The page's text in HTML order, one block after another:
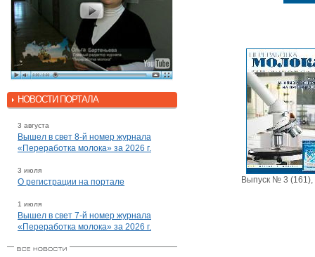
НОВОСТИ ПОРТАЛА
3 августа
Вышел в свет 8-й номер журнала
«Переработка молока» за 2026 г.
3 июля
О регистрации на портале
1 июля
Вышел в свет 7-й номер журнала
«Переработка молока» за 2026 г.
Выпуск № 3 (161),